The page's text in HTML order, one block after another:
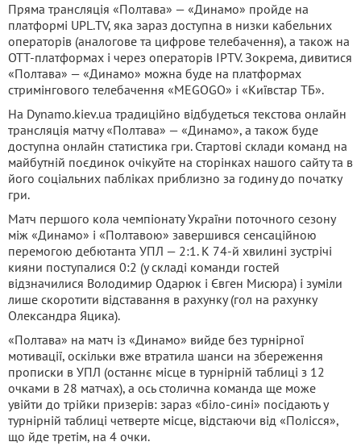
Пряма трансляція «Полтава» — «Динамо» пройде на
платформі UPL.TV, яка зараз доступна в низки кабельних
операторів (аналогове та цифрове телебачення), а також на
OTT-платформах і через операторів IPTV. Зокрема, дивитися
«Полтава» — «Динамо» можна буде на платформах
стримінгового телебачення «MEGOGO» і «Київстар ТБ».
На Dynamo.kiev.ua традиційно відбудеться текстова онлайн
трансляція матчу «Полтава» — «Динамо», а також буде
доступна онлайн статистика гри. Стартові склади команд на
майбутній поєдинок очікуйте на сторінках нашого сайту та в
його соціальних пабліках приблизно за годину до початку
гри.
Матч першого кола чемпіонату України поточного сезону
між «Динамо» і «Полтавою» завершився сенсаційною
перемогою дебютанта УПЛ — 2:1. К 74-й хвилині зустрічі
кияни поступалися 0:2 (у складі команди гостей
відзначилися Володимир Одарюк і Євген Мисюра) і зуміли
лише скоротити відставання в рахунку (гол на рахунку
Олександра Яцика).
«Полтава» на матч із «Динамо» вийде без турнірної
мотивації, оскільки вже втратила шанси на збереження
прописки в УПЛ (останнє місце в турнірній таблиці з 12
очками в 28 матчах), а ось столична команда ще може
увійти до трійки призерів: зараз «біло-сині» посідають у
турнірній таблиці четверте місце, відстаючи від «Полісся»,
що йде третім, на 4 очки.